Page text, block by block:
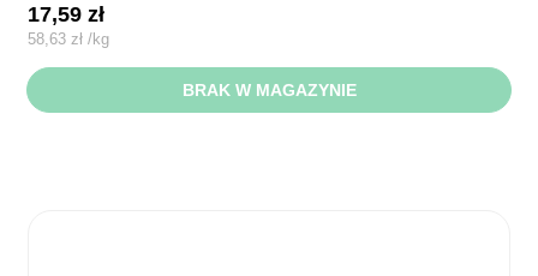
17,59zł
58,63 zł /kg
BRAK W MAGAZYNIE